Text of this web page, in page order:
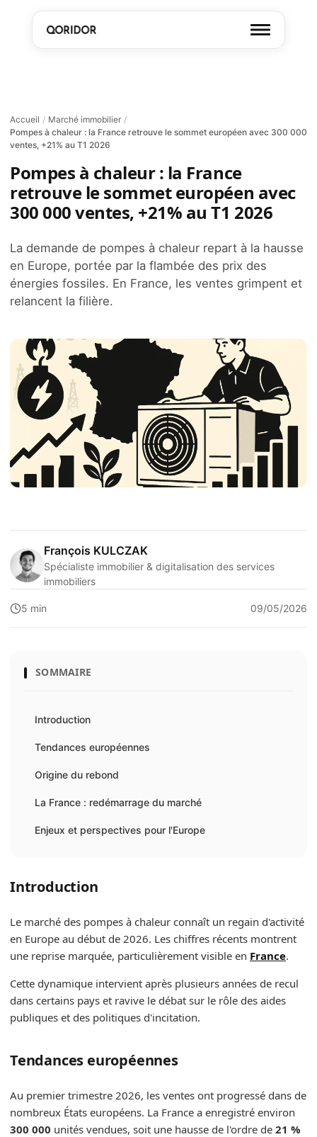
Accueil / Marché immobilier /
Pompes à chaleur : la France retrouve le sommet européen avec 300 000
ventes, +21% au T1 2026
Pompes à chaleur : la France
retrouve le sommet européen avec
300 000 ventes, +21% au T1 2026
La demande de pompes à chaleur repart à la hausse
en Europe, portée par la flambée des prix des
énergies fossiles. En France, les ventes grimpent et
relancent la filière.
François KULCZAK
Spécialiste immobilier & digitalisation des services
immobiliers
5 min 09/05/2026
SOMMAIRE
Introduction
Tendances européennes
Origine du rebond
La France : redémarrage du marché
Enjeux et perspectives pour l'Europe
Introduction
Le marché des pompes à chaleur connaît un regain d'activité
en Europe au début de 2026. Les chiffres récents montrent
une reprise marquée, particulièrement visible en France.
Cette dynamique intervient après plusieurs années de recul
dans certains pays et ravive le débat sur le rôle des aides
publiques et des politiques d'incitation.
Tendances européennes
Au premier trimestre 2026, les ventes ont progressé dans de
nombreux États européens. La France a enregistré environ
300 000 unités vendues, soit une hausse de l'ordre de 21 %